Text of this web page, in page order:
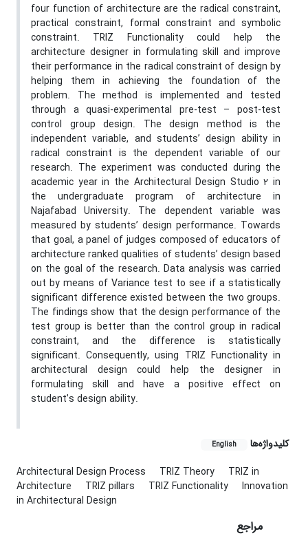
four function of architecture are the radical constraint,
practical constraint, formal constraint and symbolic
constraint. TRIZ Functionality could help the
architecture designer in formulating skill and improve
their performance in the radical constraint of design by
helping them in achieving the foundation of the
problem. The method is implemented and tested
through a quasi-experimental pre-test – post-test
control group design. The design method is the
independent variable, and students’ design ability in
radical constraint is the dependent variable of our
research. The experiment was conducted during the
academic year in the Architectural Design Studio 2 in
the undergraduate program of architecture in
Najafabad University. The dependent variable was
measured by students’ design performance. Towards
that goal, a panel of judges composed of educators of
architecture ranked qualities of students’ design based
on the goal of the research. Data analysis was carried
out by means of Variance test to see if a statistically
significant difference existed between the two groups.
The findings show that the design performance of the
test group is better than the control group in radical
constraint, and the difference is statistically
significant. Consequently, using TRIZ Functionality in
architectural design could help the designer in
formulating skill and have a positive effect on
student’s design ability.
کلیدواژه‌ها English
Architectural Design Process TRIZ Theory
TRIZ in
Architecture
TRIZ pillars TRIZ Functionality
Innovation
in Architectural Design
مراجع